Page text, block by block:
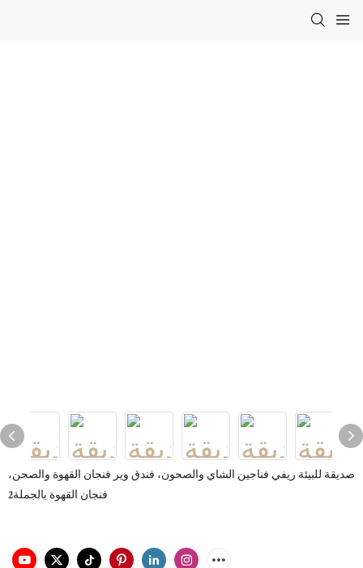
صديقة للبيئة ريفي فناجين الشاي والصحون، فندق وير فنجان القهوة والصحن،
فنجان القهوة بالجملة2